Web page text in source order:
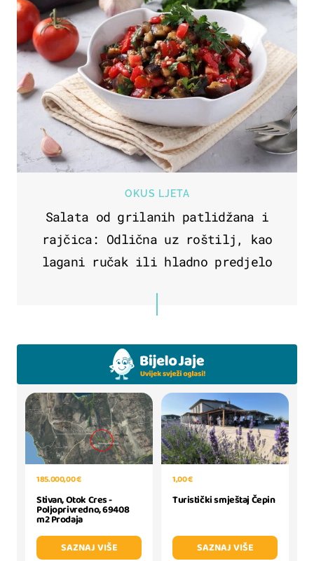
OKUS LJETA
Salata od grilanih patlidžana i
rajčica: Odlična uz roštilj, kao
lagani ručak ili hladno predjelo
185.000,00 €
Stivan, Otok Cres -
Poljoprivredno, 69408
m2 Prodaja
SAZNAJ VIŠE
1,00 €
Turistički smještaj Čepin
SAZNAJ VIŠE